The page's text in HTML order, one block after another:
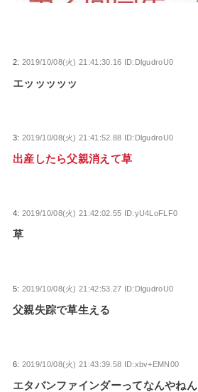
2: 2019/10/08(火) 21:41:30.16 ID:DlgudroU0
エッッッッッ
3: 2019/10/08(火) 21:41:52.88 ID:DlgudroU0
出産したら父親消えて草
4: 2019/10/08(火) 21:42:02.55 ID:yU4LoFLF0
草
5: 2019/10/08(火) 21:42:53.27 ID:DlgudroU0
父親失踪で草生える
6: 2019/10/08(火) 21:43:39.58 ID:xbv+EMN00
エタバンファインダーってなんやねん